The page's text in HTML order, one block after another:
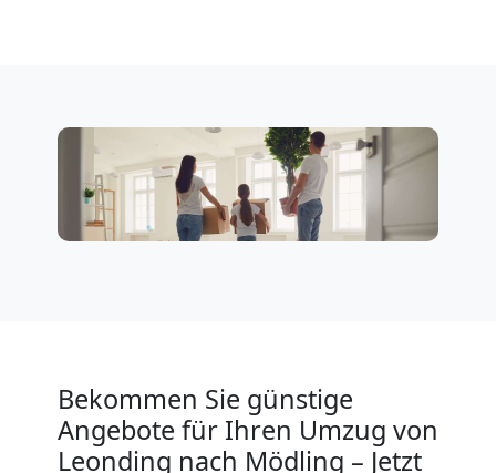
Bekommen Sie günstige
Angebote für Ihren Umzug von
Leonding nach Mödling – Jetzt